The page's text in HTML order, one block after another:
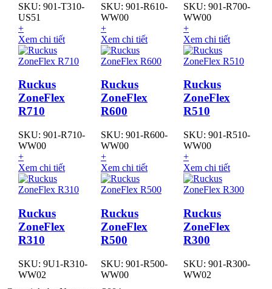
SKU: 901-T310-
US51
SKU: 901-R610-
WW00
SKU: 901-R700-
WW00
+
Xem chi tiết
Ruckus
ZoneFlex
R710
SKU: 901-R710-
WW00
+
Xem chi tiết
Ruckus
ZoneFlex
R600
SKU: 901-R600-
WW00
+
Xem chi tiết
Ruckus
ZoneFlex
R510
SKU: 901-R510-
WW00
+
Xem chi tiết
Ruckus
ZoneFlex
R310
SKU: 9U1-R310-
WW02
+
Xem chi tiết
Ruckus
ZoneFlex
R500
SKU: 901-R500-
WW00
+
Xem chi tiết
Ruckus
ZoneFlex
R300
SKU: 901-R300-
WW02